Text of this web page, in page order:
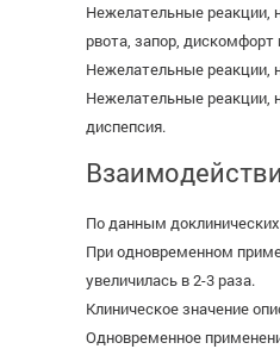
Нежелательные реакции,
рвота, запор,
Нежелательные реакции,
Нежелательные реакции,
диспепсия.
По данным
При одновременном
увеличилась в 2-3 раза.
Клиническое значение
Одновременное